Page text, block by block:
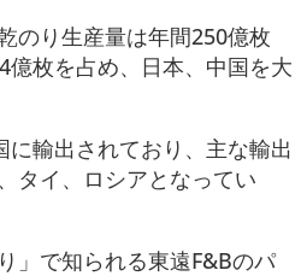
のり生産量は年間250億枚
億枚を占め、日本、中国を大
輸出されており、主な輸出
タイ、ロシアとなってい
」で知られる東遠F&Bのパ